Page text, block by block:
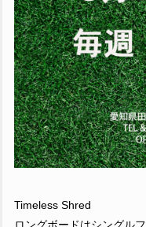
Timeless Shred
ロングボードはシングル